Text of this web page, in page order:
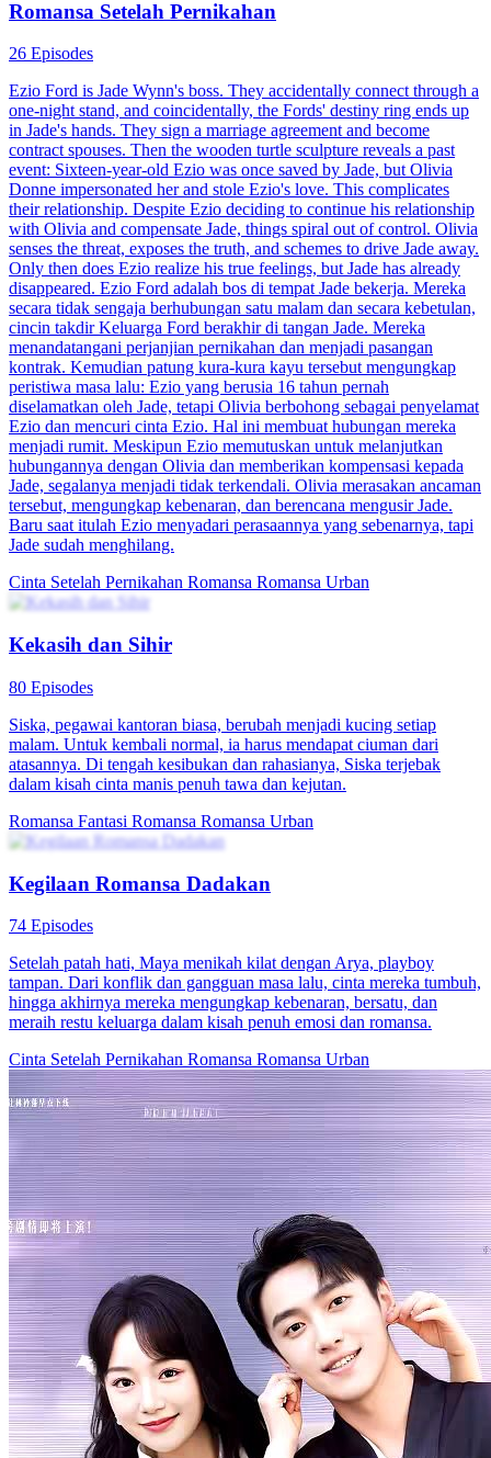
Jadi NPC di Novel Bos Mendominasi
100 Episodes
Alya Rahmad tanpa sengaja teleportasi ke dalam novel bos
mendominasi. Dia harus membantu protagonis pria dan wanita
berakhir bahagia, agar bisa kembali ke dunia nyata. Saat
menyelesaikan misi, dia menyaksikan banyak trik kejam dan tanpa
sengaja bertemu Ben Zakri, yang juga teleportasi. Keduanya
melakukan serangkaian perselisihan karena membantu protagonis
Romansa FantasiRomansaRomansa Urban
Romansa Setelah Pernikahan
Ezio Ford is Jade Wynn's boss. They accidentally connect through a
one-night stand, and coincidentally, the Fords' destiny ring ends up
in Jade's hands. They sign a marriage agreement and become
event: Sixteen-year-old Ezio was once saved by Jade, but Olivia
Donne impersonated her and stole Ezio's love. This complicates
their relationship. Despite Ezio deciding to continue his relationship
with Olivia and compensate Jade, things spiral out of control. Olivia
senses the threat, exposes the truth, and schemes to drive Jade away.
Only then does Ezio realize his true feelings, but Jade has already
disappeared. Ezio Ford adalah bos di tempat Jade bekerja. Mereka
secara tidak sengaja berhubungan satu malam dan secara kebetulan,
cincin takdir Keluarga Ford berakhir di tangan Jade. Mereka
menandatangani perjanjian pernikahan dan menjadi pasangan
kontrak. Kemudian patung kura-kura kayu tersebut mengungkap
peristiwa masa lalu: Ezio yang berusia 16 tahun pernah
diselamatkan oleh Jade, tetapi Olivia berbohong sebagai penyelamat
Ezio dan mencuri cinta Ezio. Hal ini membuat hubungan mereka
menjadi rumit. Meskipun Ezio memutuskan untuk melanjutkan
hubungannya dengan Olivia dan memberikan kompensasi kepada
Jade, segalanya menjadi tidak terkendali. Olivia merasakan ancaman
tersebut, mengungkap kebenaran, dan berencana mengusir Jade.
Baru saat itulah Ezio menyadari perasaannya yang sebenarnya, tapi
Jade sudah menghilang.